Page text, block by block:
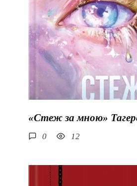
«Стеж за мною»
0 12